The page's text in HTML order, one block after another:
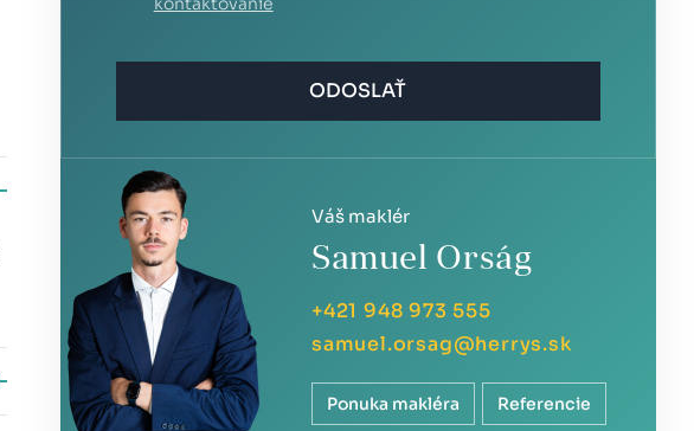
ODOSLAŤ
Váš maklér
Samuel Orság
+421 948 973 555
samuel.orsag@herrys.sk
Ponuka makléra Referencie